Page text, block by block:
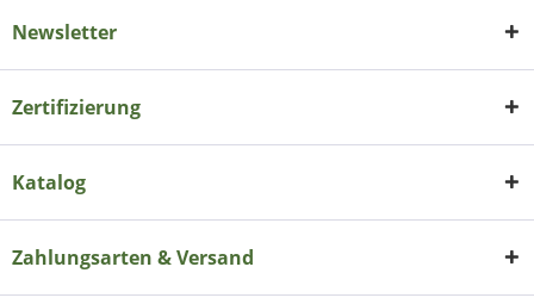
Newsletter
Zertifizierung
Katalog
Zahlungsarten & Versand